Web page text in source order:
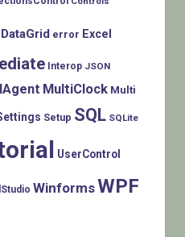
DataGrid error Excel
Interop JSON
MultiClock Multi
Setup SQL SQLite
UserControl
WinformsWPF